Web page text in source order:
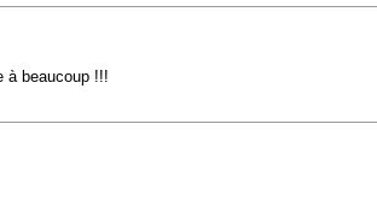
à beaucoup !!!